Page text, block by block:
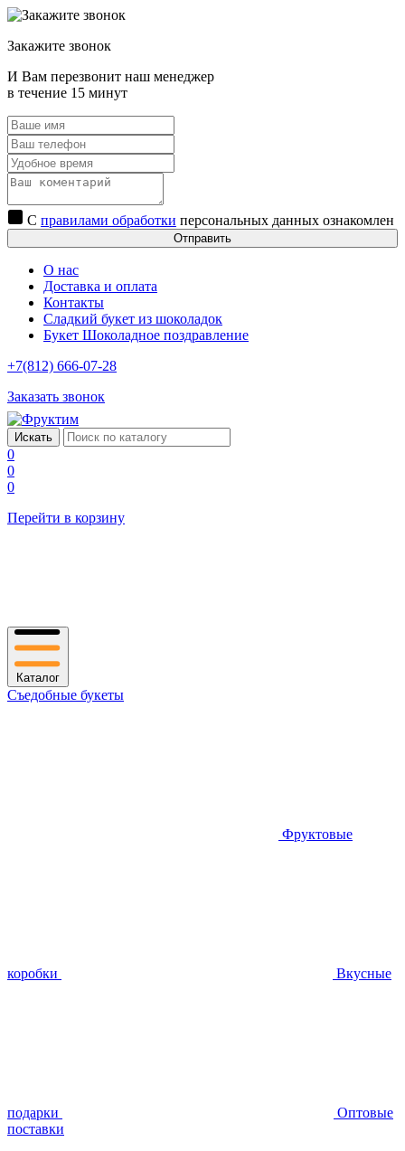
Закажите звонок
И Вам перезвонит наш менеджер
в течение 15 минут
С правилами обработки персональных данных ознакомлен
Отправить
О нас
Доставка и оплата
Контакты
Сладкий букет из шоколадок
Букет Шоколадное поздравление
+7(812) 666-07-28
Заказать звонок
0
0
0
Перейти в корзину
Каталог
Съедобные букеты
Фруктовые
коробки Вкусные
подарки
Оптовые
поставки